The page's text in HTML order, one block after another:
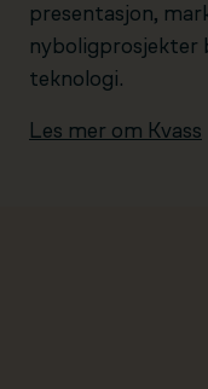
presentasjon,
nyboligprosjekter
teknologi.
Les mer om Kvass